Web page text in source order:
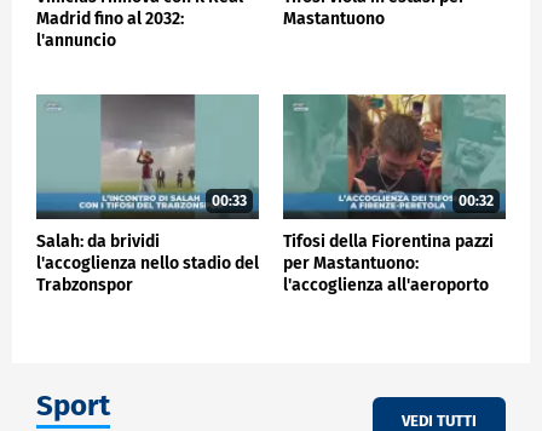
Madrid fino al 2032:
l'annuncio
Mastantuono
00:33
Salah: da brividi
l'accoglienza nello stadio del
Trabzonspor
00:32
Tifosi della Fiorentina pazzi
per Mastantuono:
l'accoglienza all'aeroporto
Sport VEDI TUTTI